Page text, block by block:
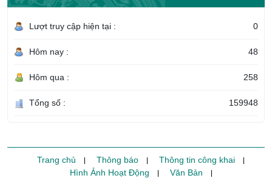
Lượt truy cập hiện tại : 0
Hôm nay : 48
Hôm qua : 258
Tổng số : 159948
Trang chủ Thông báo
Thông tin công khai
Hình Ảnh Hoạt Động
Văn Bản